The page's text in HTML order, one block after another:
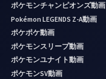
ポケモンチャンピオンズ動画
Pokémon LEGENDS Z-A動画
ポケポケ動画
ポケモンスリープ動画
ポケモンユナイト動画
ポケモンSV動画